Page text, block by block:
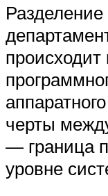
происходит
черты
— граница
уровне